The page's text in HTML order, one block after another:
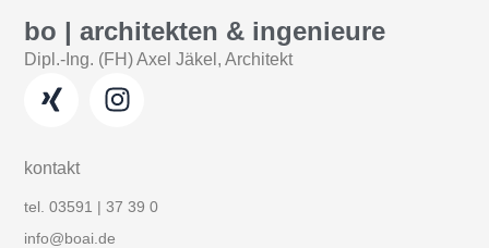
bo | architekten & ingenieure
Dipl.-Ing. (FH) Axel Jäkel, Architekt
kontakt
tel. 03591 | 37 39 0
info@boai.de